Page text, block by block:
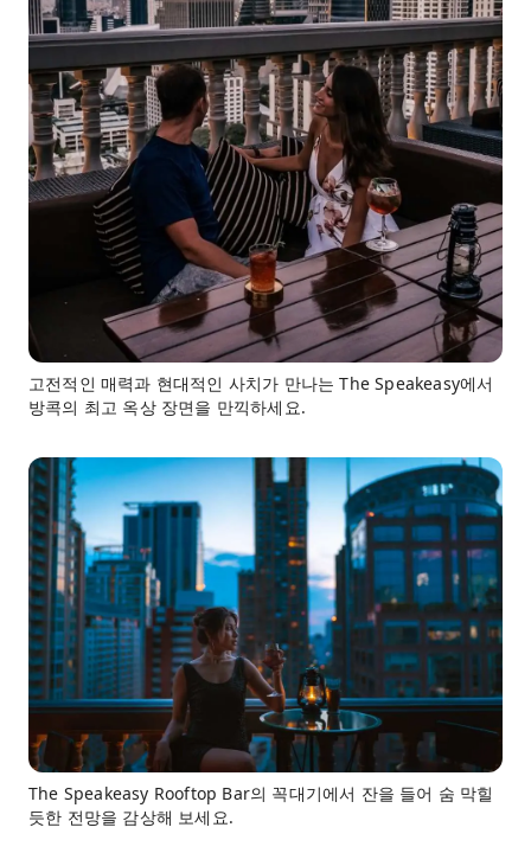
고전적인 매력과 현대적인 사치가 만나는 The Speakeasy에서
방콕의 최고 옥상 장면을 만끽하세요.
The Speakeasy Rooftop Bar의 꼭대기에서 잔을 들어 숨 막힐
듯한 전망을 감상해 보세요.